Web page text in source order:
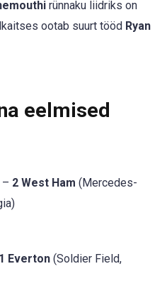
rünnaku liidriks on
ootab suurt tööd Ryan
eelmised
– 2 West Ham (Mercedes-
1 Everton (Soldier Field,